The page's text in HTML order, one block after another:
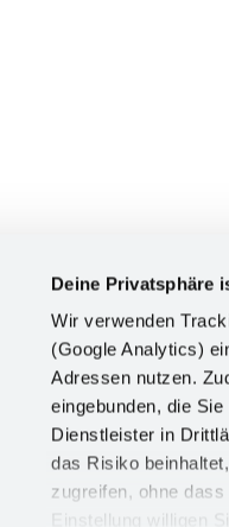
Deine Privatsphäre
Wir verwenden
(Google Analytics)
Adressen nutzen.
eingebunden, die
Dienstleister in
das Risiko
zugreifen, ohne
Einstellung willigen
Holding KG
Straße 208
Essen